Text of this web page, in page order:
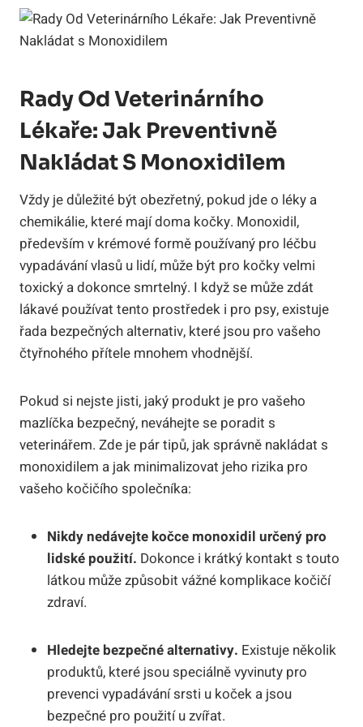
Rady Od Veterinárního
Lékaře: Jak Preventivně
Nakládat S Monoxidilem
Vždy je důležité být obezřetný, pokud jde o léky a
chemikálie, které mají doma kočky. Monoxidil,
především v krémové formě používaný pro léčbu
vypadávání vlasů u lidí, může být pro kočky velmi
toxický a dokonce smrtelný. I když se může zdát
lákavé používat tento prostředek i pro psy, existuje
řada bezpečných alternativ, které jsou pro vašeho
čtyřnohého přítele mnohem vhodnější.
Pokud si nejste jisti, jaký produkt je pro vašeho
mazlíčka bezpečný, neváhejte se poradit s
veterinářem. Zde je pár tipů, jak správně nakládat s
monoxidilem a jak minimalizovat jeho rizika pro
vašeho kočičího společníka:
Nikdy nedávejte kočce monoxidil určený pro
lidské použití. Dokonce i krátký kontakt s touto
látkou může způsobit vážné komplikace kočičí
zdraví.
Hledejte bezpečné alternativy. Existuje několik
produktů, které jsou speciálně vyvinuty pro
prevenci vypadávání srsti u koček a jsou
bezpečné pro použití u zvířat.